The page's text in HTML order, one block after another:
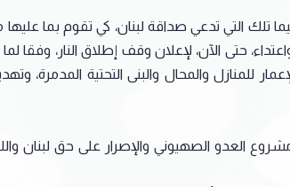
تلك التي تدعي صداقة لبنان، كي تقوم بما
حتى الآن، لإعلان وقف إطلاق النار، وفقا لما
للمنازل والمحال والبنى التحتية المدمرة،
العدو الصهيوني والإصرار على حق لبنان